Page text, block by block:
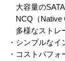
大容量の
NCQ（Native
多様なストレ
・シンプルな
・コストパフ